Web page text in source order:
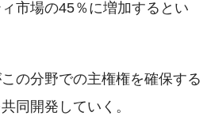
市場の45％に増加するとい
の分野での主権権を確保する
同開発していく。